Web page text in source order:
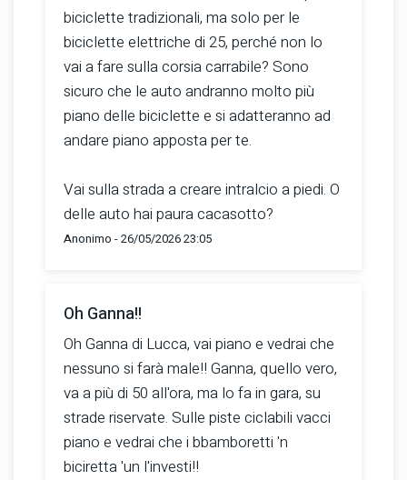
biciclette tradizionali, ma solo per le
biciclette elettriche di 25, perché non lo
vai a fare sulla corsia carrabile? Sono
sicuro che le auto andranno molto più
piano delle biciclette e si adatteranno ad
andare piano apposta per te.
Vai sulla strada a creare intralcio a piedi. O
delle auto hai paura cacasotto?
Anonimo - 26/05/2026 23:05
Oh Ganna!!
Oh Ganna di Lucca, vai piano e vedrai che
nessuno si farà male!! Ganna, quello vero,
va a più di 50 all'ora, ma lo fa in gara, su
strade riservate. Sulle piste ciclabili vacci
piano e vedrai che i bbamboretti 'n
biciretta 'un l'investi!!